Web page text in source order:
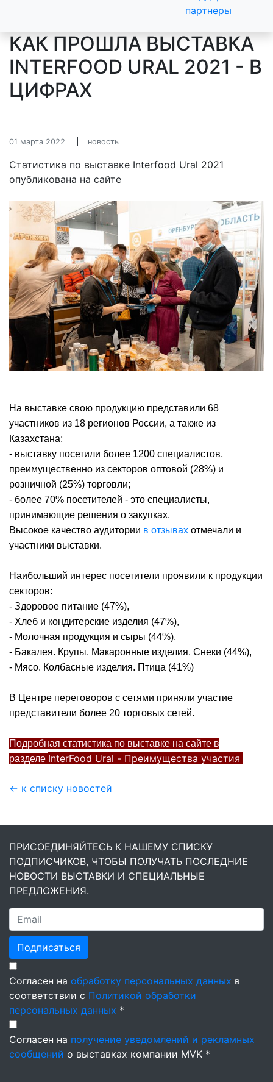
партнеры
КАК ПРОШЛА ВЫСТАВКА
INTERFOOD URAL 2021 - В
ЦИФРАХ
01 марта 2022 новость
Статистика по выставке Interfood Ural 2021
опубликована на сайте
На выставке свою продукцию представили 68
участников из 18 регионов России, а также из
Казахстана;
- выставку посетили более 1200 специалистов,
преимущественно из секторов оптовой (28%) и
розничной (25%) торговли;
- более 70% посетителей - это специалисты,
принимающие решения о закупках.
Высокое качество аудитории в отзывах отмечали и
участники выставки.
Наибольший интерес посетители проявили к продукции
секторов:
- Здоровое питание (47%),
- Хлеб и кондитерские изделия (47%),
- Молочная продукция и сыры (44%),
- Бакалея. Крупы. Макаронные изделия. Снеки (44%),
- Мясо. Колбасные изделия. Птица (41%)
В Центре переговоров с сетями приняли участие
представители более 20 торговых сетей.
Подробная статистика по выставке на сайте в
разделе InterFood Ural - Преимущества участия
← к списку новостей
ПРИСОЕДИНЯЙТЕСЬ К НАШЕМУ СПИСКУ
ПОДПИСЧИКОВ, ЧТОБЫ ПОЛУЧАТЬ ПОСЛЕДНИЕ
НОВОСТИ ВЫСТАВКИ И СПЕЦИАЛЬНЫЕ
ПРЕДЛОЖЕНИЯ.
Подписаться
Согласен на обработку персональных данных в
соответствии с Политикой обработки
персональных данных *
Согласен на получение уведомлений и рекламных
сообщений о выставках компании MVK *